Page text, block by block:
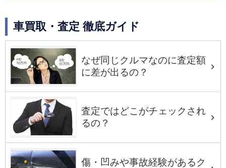
車買取・査定 徹底ガイド
なぜ同じクルマなのに査定額
に差が出るの？
査定ではどこがチェックされ
るの？
傷・凹みや事故経験があるク